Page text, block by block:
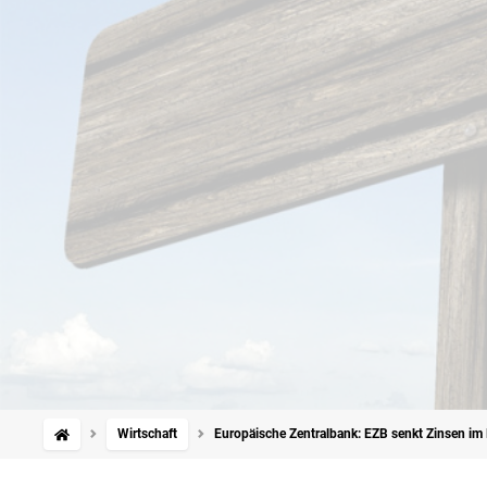
Wirtschaft Europäische Zentralbank: EZB senkt Zinsen im